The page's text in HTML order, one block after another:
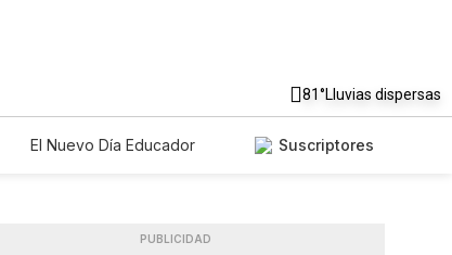
81°Lluvias dispersas
El Nuevo Día Educador
Suscriptores
PUBLICIDAD